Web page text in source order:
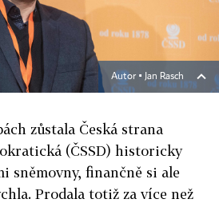
Autor ▪ Jan Rasch
zůstala Česká strana
(ČSSD) historicky
sněmovny, finančně si ale
Prodala totiž za více než